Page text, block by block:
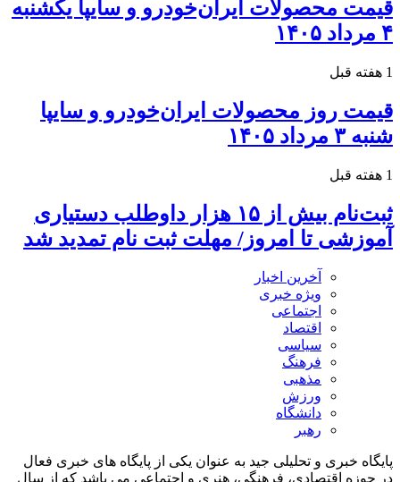
قیمت محصولات ایران‌خودرو و سایپا یکشنبه
۴ مرداد ۱۴۰۵
1 هفته قبل
قیمت روز محصولات ایران‌خودرو و سایپا
شنبه ۳ مرداد ۱۴۰۵
1 هفته قبل
ثبت‌نام بیش از ۱۵ هزار داوطلب دستیاری
آموزشی تا امروز/ مهلت ثبت نام تمدید شد
آخرین اخبار
ویژه خبری
اجتماعی
اقتصاد
سیاسی
فرهنگ
مذهبی
ورزش
دانشگاه
رهبر
پایگاه خبری و تحلیلی جید به عنوان یکی از پایگاه های خبری فعال
در حوزه اقتصادی، فرهنگی، هنری و اجتماعی می باشد که از سال